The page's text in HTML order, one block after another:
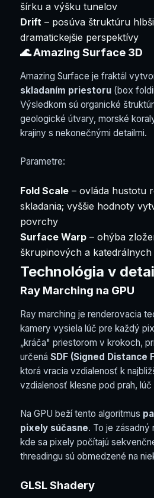
šírku a výšku tunelov
Drift – posúva štruktúru
dramatickejšie perspektívy
🌊 Amazing Surface 3D
Amazing Surface je fraktál
skladaním priestoru (box
Výsledkom sú organické
geologické útvary, morské
krajiny s nekonečnými detailmi.
Parametre:
Fold Scale – ovláda hustotu
skladania; vyššie hodnoty
povrchy
Surface Warp – ohýba
škrupinových a
Technológia v
Ray Marching na GPU
Ray marching je renderovacia
kamery vysiela lúč pre každý
„kráča" priestorom v krokoch,
určená SDF (Signed Distance
ktorá vracia vzdialenosť k
vzdialenosť klesne pod prah, lúč
Na GPU beží tento algoritmus
pixely súčasne. To je zásadný
kde sa pixely počítajú
threadingu sú obmedzené na
GLSL Shadery